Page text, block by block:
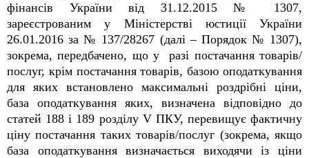
фінансів України від 31.12.2015 № 1307,
зареєстрованим у Міністерстві юстиції України
26.01.2016 за № 137/28267 (далі – Порядок № 1307),
зокрема, передбачено, що у разі постачання товарів/
послуг, крім постачання товарів, базою оподаткування
для яких встановлено максимальні роздрібні ціни,
база оподаткування яких, визначена відповідно до
статей 188 і 189 розділу V ПКУ, перевищує фактичну
ціну постачання таких товарів/послуг (зокрема, якщо
база оподаткування визначається виходячи із ціни